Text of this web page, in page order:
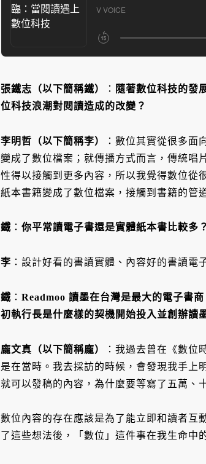
張鐵志（以下簡稱鐵） ： 隨著數位科技的發
位科技浪潮對閱讀造成的改變？
李明哲（以下簡稱李）
：數位其實從很多面
變成了數位檔案；就傳播方式而言，傳統唱
性得以接觸到更多內容，所以我覺得數位從
紙本書籍變成了數位檔案，接觸到書籍的管
鐵 ： 你平常讀電子書還是實體紙本書比較多
李 ：設計好看的書讀實體、內容好的書讀電
鐵 ： Readmoo 讀墨在台灣是最大的電子書
初執行長是什麼樣的契機開始投入並創辦讀
龐文真（以下簡稱龐）
：我過去曾在《數位
是在當時。我去採訪的時候，會發現我手上
就可以發稿的內容，為什麼要等寫了五萬、
數位內容的存在應該是為了能立即和讀者互
了這些想法後，「數位」這件事在我生命中